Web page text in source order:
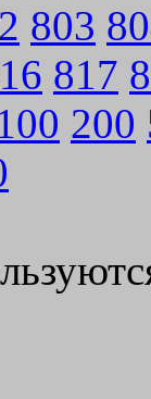
803
817
200